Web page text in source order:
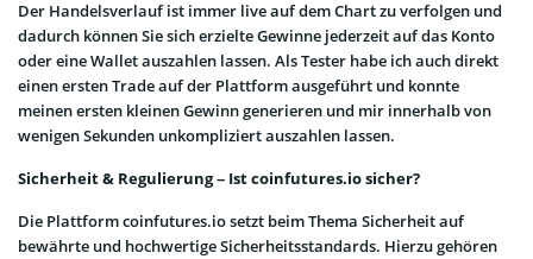
Der Handelsverlauf ist immer live auf dem Chart zu verfolgen und
dadurch können Sie sich erzielte Gewinne jederzeit auf das Konto
oder eine Wallet auszahlen lassen. Als Tester habe ich auch direkt
einen ersten Trade auf der Plattform ausgeführt und konnte
meinen ersten kleinen Gewinn generieren und mir innerhalb von
wenigen Sekunden unkompliziert auszahlen lassen.
Sicherheit & Regulierung – Ist coinfutures.io sicher?
Die Plattform coinfutures.io setzt beim Thema Sicherheit auf
bewährte und hochwertige Sicherheitsstandards. Hierzu gehören